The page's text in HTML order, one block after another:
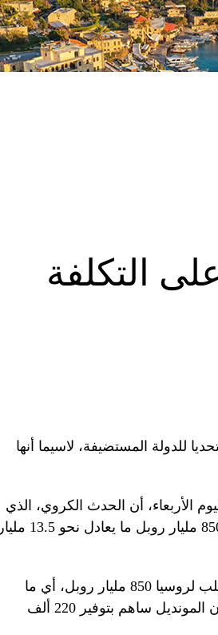
تعرف على التكلفة
للدولة المستضيفة، لاسيما أنها
الأربعاء، أن الحدث الكروي، الذي
استضافته روسيا للمرة الأولى في تاريخها، حقق إيرادات بلغت 850 مليار روبل ما يعادل نحو 13.5 مليار
وقالت المديرة التنفيذية للاتحاد، مايا لوميدزيه إن “كأس العالم جلب لروسيا 850 مليار روبل، أي ما
يعادل 1% من حجم الناتج المحلي الإجمالي للبلاد”، مشيرة إلى أن المونديل ساهم بتوفير 220 ألف